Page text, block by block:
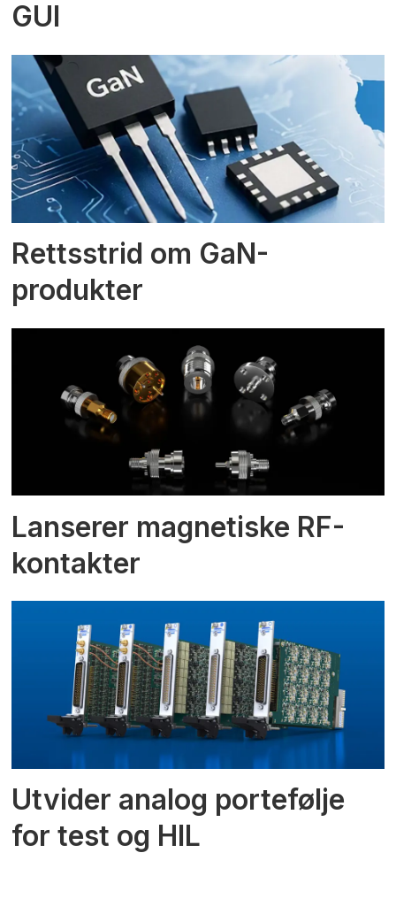
GUI
Rettsstrid om GaN-
produkter
Lanserer magnetiske RF-
kontakter
Utvider analog portefølje
for test og HIL